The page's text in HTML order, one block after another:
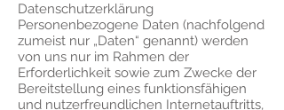
Datenschutzerklärung
Personenbezogene Daten (nachfolgend
zumeist nur „Daten“ genannt) werden
von uns nur im Rahmen der
Erforderlichkeit sowie zum Zwecke der
Bereitstellung eines funktionsfähigen
und nutzerfreundlichen Internetauftritts,